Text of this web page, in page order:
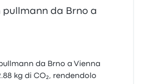
pullmann da Brno a
da Brno a Vienna
kg di CO₂, rendendolo